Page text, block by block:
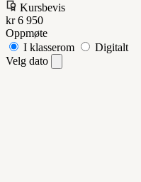
Kursbevis
kr 6 950
Oppmøte
I klasserom
Digitalt
Velg dato